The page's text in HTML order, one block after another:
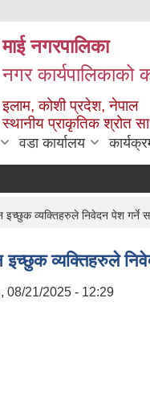
माई नगरपालिका
नगर कार्यपालिकाको
इलाम, कोशी प्रदेश, नेपाल
स्थानीय प्राकृतिक श्रोत
वडा कार्यालय
इच्छुक व्यक्तिहरुले निवेदन पेश गर्ने
इच्छुक व्यक्तिहरुले
08/21/2025 - 12:29